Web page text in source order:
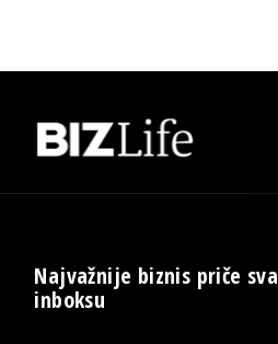
Najvažnije biznis priče
inboksu